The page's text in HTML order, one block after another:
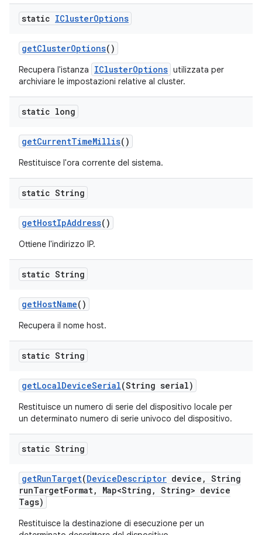
static IClusterOptions
getClusterOptions()
Recupera l'istanza IClusterOptions utilizzata per
archiviare le impostazioni relative al cluster.
static long
getCurrentTimeMillis()
Restituisce l'ora corrente del sistema.
static String
getHostIpAddress()
Ottiene l'indirizzo IP.
static String
getHostName()
Recupera il nome host.
static String
getLocalDeviceSerial(String serial)
Restituisce un numero di serie del dispositivo locale per
un determinato numero di serie univoco del dispositivo.
static String
getRunTarget(DeviceDescriptor device , String
runTargetFormat, Map<String , String> device
Tags)
Restituisce la destinazione di esecuzione per un